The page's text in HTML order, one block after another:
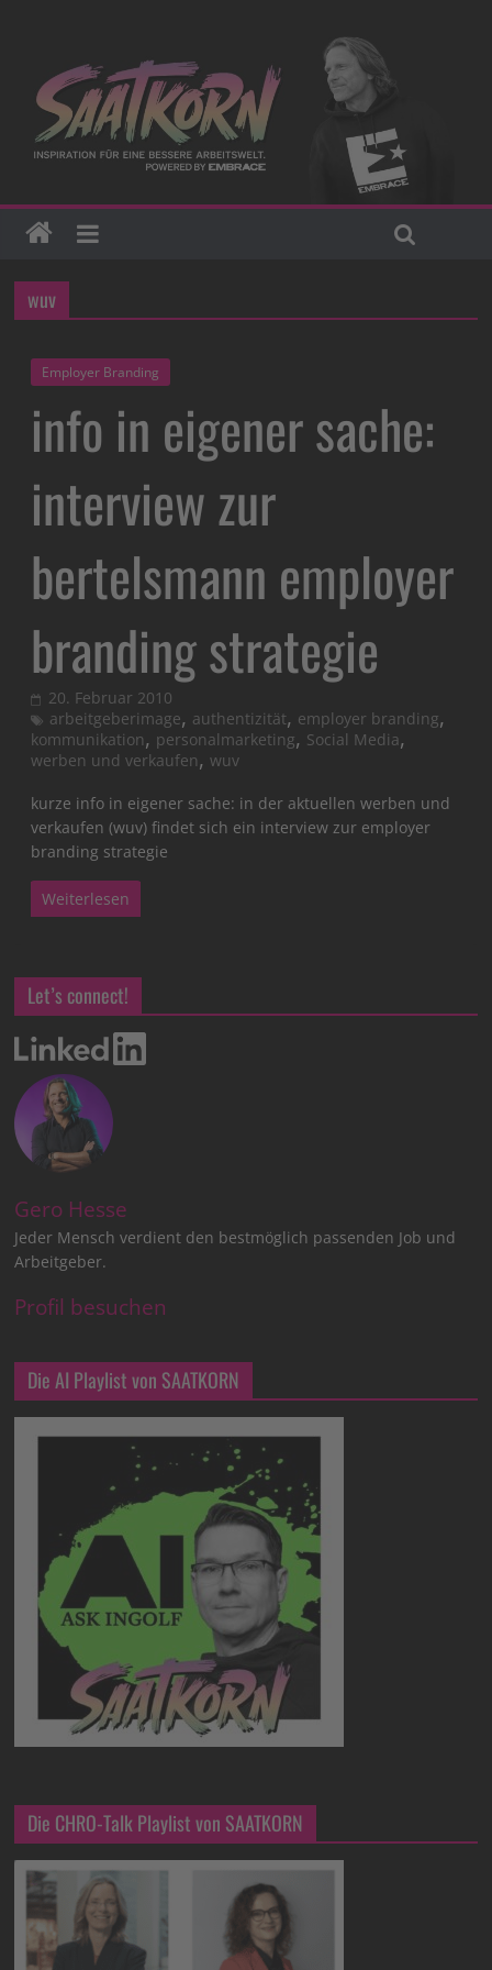
wuv
Employer Branding
info in eigener sache:
interview zur
bertelsmann employer
branding strategie
20. Februar 2010
arbeitgeberimage, authentizität, employer branding,
kommunikation, personalmarketing, Social Media,
werben und verkaufen,wuv
kurze info in eigener sache: in der aktuellen werben und
verkaufen (wuv) findet sich ein interview zur employer
branding strategie
Weiterlesen
Let’s connect!
Gero Hesse
Jeder Mensch verdient den bestmöglich passenden Job und
Arbeitgeber.
Profil besuchen
Die AI Playlist von SAATKORN
Die CHRO-Talk Playlist von SAATKORN